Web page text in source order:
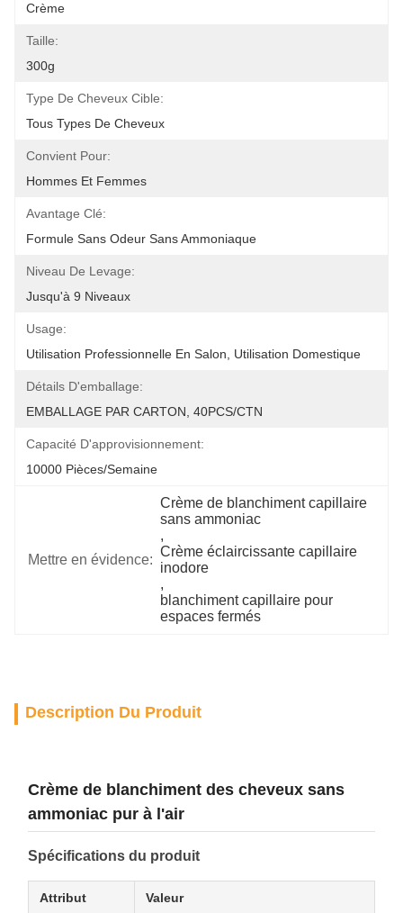
Crème
Taille:
300g
Type De Cheveux Cible:
Tous Types De Cheveux
Convient Pour:
Hommes Et Femmes
Avantage Clé:
Formule Sans Odeur Sans Ammoniaque
Niveau De Levage:
Jusqu'à 9 Niveaux
Usage:
Utilisation Professionnelle En Salon, Utilisation Domestique
Détails D'emballage:
EMBALLAGE PAR CARTON, 40PCS/CTN
Capacité D'approvisionnement:
10000 Pièces/semaine
Mettre en évidence:
Crème de blanchiment capillaire
sans ammoniac
,
Crème éclaircissante capillaire
inodore
,
blanchiment capillaire pour
espaces fermés
Description Du Produit
Crème de blanchiment des cheveux sans
ammoniac pur à l'air
Spécifications du produit
Attribut Valeur